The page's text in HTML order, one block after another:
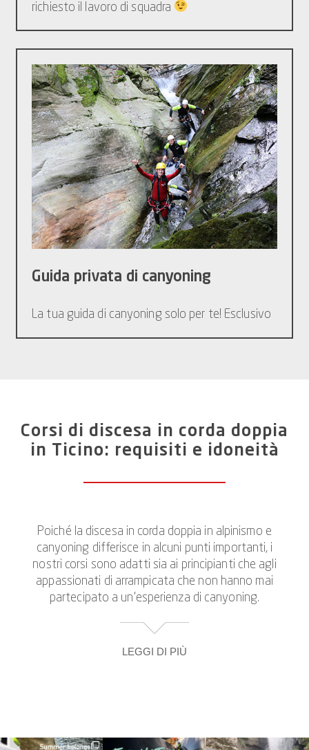
richiesto il lavoro di squadra
Guida privata di canyoning
La tua guida di canyoning solo per te! Esclusivo
Corsi di discesa in corda doppia
in Ticino: requisiti e idoneità
Poiché la discesa in corda doppia in alpinismo e
canyoning differisce in alcuni punti importanti, i
nostri corsi sono adatti sia ai principianti che agli
appassionati di arrampicata che non hanno mai
partecipato a un’esperienza di canyoning.
LEGGI DI PIÙ
sul tema della discesa in corda doppia. E poiché
discover_purelements discover_purelements discover_purelements